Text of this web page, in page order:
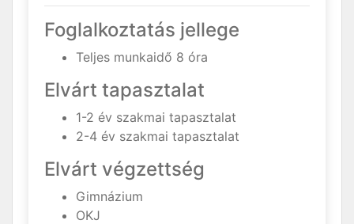
Foglalkoztatás jellege
Teljes munkaidő 8 óra
Elvárt tapasztalat
1-2 év szakmai tapasztalat
2-4 év szakmai tapasztalat
Elvárt végzettség
Gimnázium
OKJ